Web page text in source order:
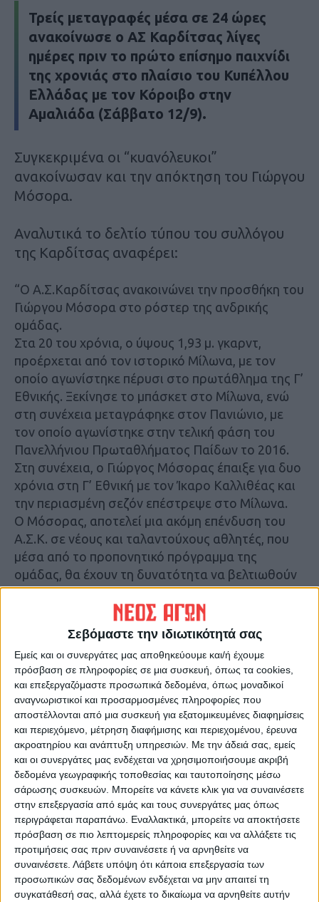
Σεβόμαστε την ιδιωτικότητά σας
Εμείς και οι συνεργάτες μας αποθηκεύουμε και/ή έχουμε
πρόσβαση σε πληροφορίες σε μια συσκευή, όπως τα cookies,
και επεξεργαζόμαστε προσωπικά δεδομένα, όπως μοναδικοί
αναγνωριστικοί και προσαρμοσμένες πληροφορίες που
αποστέλλονται από μια συσκευή για εξατομικευμένες διαφημίσεις
και περιεχόμενο, μέτρηση διαφήμισης και περιεχομένου, έρευνα
ακροατηρίου και ανάπτυξη υπηρεσιών. Με την άδειά σας, εμείς
και οι συνεργάτες μας ενδέχεται να χρησιμοποιήσουμε ακριβή
δεδομένα γεωγραφικής τοποθεσίας και ταυτοποίησης μέσω
σάρωσης συσκευών. Μπορείτε να κάνετε κλικ για να συναινέσετε
στην επεξεργασία από εμάς και τους συνεργάτες μας όπως
περιγράφεται παραπάνω. Εναλλακτικά, μπορείτε να αποκτήσετε
πρόσβαση σε πιο λεπτομερείς πληροφορίες και να αλλάξετε τις
προτιμήσεις σας πριν συναινέσετε ή να αρνηθείτε να
συναινέσετε. Λάβετε υπόψη ότι κάποια επεξεργασία των
προσωπικών σας δεδομένων ενδέχεται να μην απαιτεί τη
συγκατάθεσή σας, αλλά έχετε το δικαίωμα να αρνηθείτε αυτήν
Τρείς μεταγραφές μέσα σε 24 ώρες
ανακοίνωσε ο ΑΣ Καρδίτσας λίγες
ημέρες πριν το πρώτο επίσημο παιχνίδι
της χρονιάς στο πλαίσιο του Κυπέλλου
Ελλάδας με τον Κόροιβο στην
Αμαλιάδα (Σάββατο 12/9).
Συγκεκριμένα οι “κυανόλευκοι”
ανακοίνωσαν και την απόκτηση του Γιώργου
Μόσορα.
Αναλυτικά το δελτίο τύπου του συλλόγου
της Καρδίτσας αναφέρει:
“Ο Α.Σ.Καρδίτσας ανακοινώνει την προσθήκη του
Γιώργου Μόσορα στο ρόστερ της ανδρικής
ομάδας.
Στα 20 του χρόνια, ο ύψους 1,93 μ. γκαρντ,
προέρχεται από τον ιστορικό Μίλωνα, με τον
οποίο αγωνίστηκε πέρυσι στο πρωτάθλημα της Γ’
Εθνικής. Ξεκίνησε το μπάσκετ στο Μίλωνα, ενώ
στη συνέχεια μεταγράφηκε στον Πανιώνιο, με
τον οποίο αγωνίστηκε στην τελική φάση του
Πανελλήνιου Πρωταθλήματος Παίδων το 2016.
Στη συνέχεια, ο Γιώργος Μόσορας έπαιξε για δυο
χρόνια στη Γ’ Εθνική με τον Ίκαρο Καλλιθέας και
την περιασμένη σεζόν επέστρεψε στο Μίλωνα.
Ο Μόσορας, αποτελεί μια ακόμη επένδυση του
Α.Σ.Κ. σε νέους και ταλαντούχους αθλητές, που
μέσα από το προπονητικό πρόγραμμα της
ομάδας, θα έχουν τη δυνατότητα να βελτιωθούν
και να αποκτήσουν ρόλο στο υψηλό επίπεδο της
Καλωσορίζουμε το Γιώργο στην οικογένεια του
Α.Σ.Καρδίτσας και του ευχόμαστε υγεία, δύναμη
και επιτυχίες με την ομάδα μας.”
Τελευταίες Ειδήσεις Σήμερα
Ακολούθησε την εφημερίδα ΝΕΟΣ
ΑΓΩΝ στο Google News!
Όλες οι εξελίξεις στην περιοχή της
Καρδίτσας και ευρύτερα της Θεσσαλίας
ΠΡΟΗΓΟΥΜΕΝΟ ΑΡΘΡΟ
Κορωνοϊός: Έσπασαν το
«φράγμα» των 900.000 οι
νεκροί παγκοσμίως
ΕΠΟΜΕΝΟ ΑΡΘΡΟ
46ο ΦΕΣΤΙΒΑΛ ΚΝΕ-
ΟΔΗΓΗΤΗ